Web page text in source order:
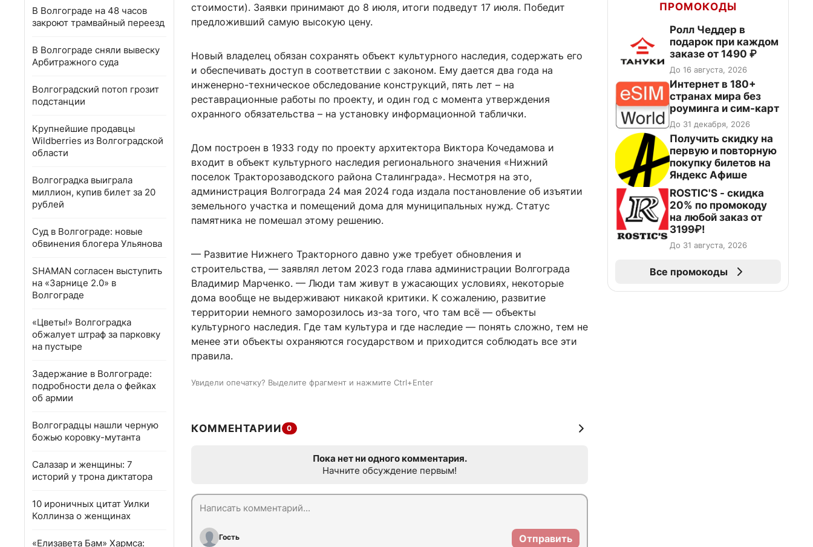
В Волгограде на 48 часов
закроют трамвайный переезд
В Волгограде сняли вывеску
Арбитражного суда
Волгоградский потоп грозит
подстанции
Крупнейшие продавцы
Wildberries из Волгоградской
области
Волгоградка выиграла
миллион, купив билет за 20
рублей
Суд в Волгограде: новые
обвинения блогера Ульянова
SHAMAN согласен выступить
на «Зарнице 2.0» в
Волгограде
«Цветы!» Волгоградка
обжалует штраф за парковку
на пустыре
Задержание в Волгограде:
подробности дела о фейках
об армии
Волгоградцы нашли черную
божью коровку-мутанта
Салазар и женщины: 7
историй у трона диктатора
10 ироничных цитат Уилки
Коллинза о женщинах
«Елизавета Бам» Хармса:
стоимости). Заявки принимают до 8 июля, итоги подведут 17 июля. Победит
предложивший самую высокую цену.
Новый владелец обязан сохранять объект культурного наследия, содержать его
и обеспечивать доступ в соответствии с законом. Ему дается два года на
инженерно-техническое обследование конструкций, пять лет – на
реставрационные работы по проекту, и один год с момента утверждения
охранного обязательства – на установку информационной таблички.
Дом построен в 1933 году по проекту архитектора Виктора Кочедамова и
входит в объект культурного наследия регионального значения «Нижний
поселок Тракторозаводского района Сталинграда». Несмотря на это,
администрация Волгограда 24 мая 2024 года издала постановление об изъятии
земельного участка и помещений дома для муниципальных нужд. Статус
памятника не помешал этому решению.
— Развитие Нижнего Тракторного давно уже требует обновления и
строительства, — заявлял летом 2023 года глава администрации Волгограда
Владимир Марченко. — Люди там живут в ужасающих условиях, некоторые
дома вообще не выдерживают никакой критики. К сожалению, развитие
территории немного заморозилось из-за того, что там всё — объекты
культурного наследия. Где там культура и где наследие — понять сложно, тем не
менее эти объекты охраняются государством и приходится соблюдать все эти
правила.
Увидели опечатку? Выделите фрагмент и нажмите Ctrl+Enter
КОММЕНТАРИИ 0
Пока нет ни одного комментария.
Начните обсуждение первым!
Гость Отправить
ПРОМОКОДЫ
Ролл Чеддер в
подарок при каждом
заказе от 1490 ₽
До 16 августа, 2026
Интернет в 180+
странах мира без
роуминга и сим-карт
До 31 декабря, 2026
Получить скидку на
первую и повторную
покупку билетов на
Яндекс Афише
ROSTIC'S - скидка
20% по промокоду
на любой заказ от
3199₽!
До 31 августа, 2026
Все промокоды